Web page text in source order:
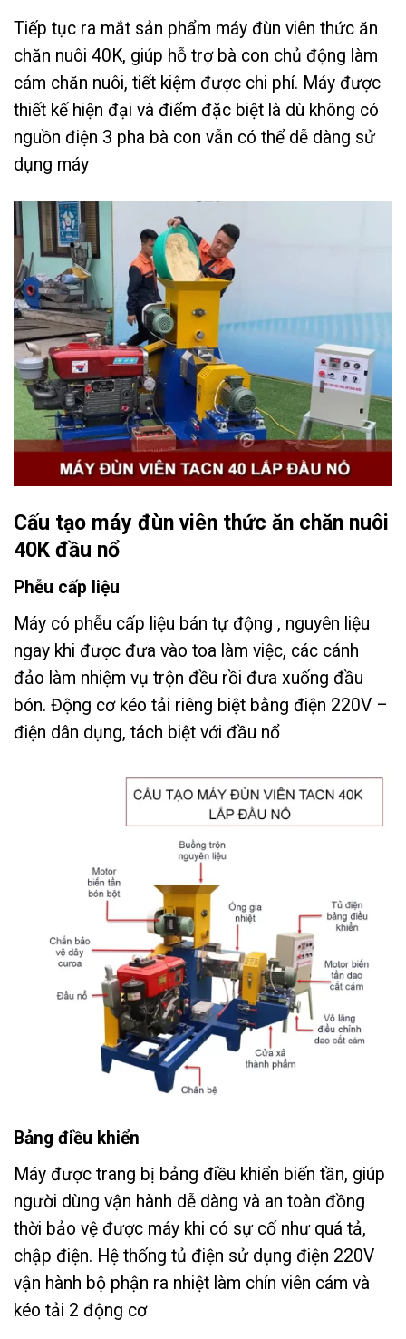
Tiếp tục ra mắt sản phẩm máy đùn viên thức ăn
chăn nuôi 40K, giúp hỗ trợ bà con chủ động làm
cám chăn nuôi, tiết kiệm được chi phí. Máy được
thiết kế hiện đại và điểm đặc biệt là dù không có
nguồn điện 3 pha bà con vẫn có thể dễ dàng sử
dụng máy
Cấu tạo máy đùn viên thức ăn chăn nuôi
40K đầu nổ
Phễu cấp liệu
Máy có phễu cấp liệu bán tự động , nguyên liệu
ngay khi được đưa vào toa làm việc, các cánh
đảo làm nhiệm vụ trộn đều rồi đưa xuống đầu
bón. Động cơ kéo tải riêng biệt bằng điện 220V –
điện dân dụng, tách biệt với đầu nổ
Bảng điều khiển
Máy được trang bị bảng điều khiển biến tần, giúp
người dùng vận hành dễ dàng và an toàn đồng
thời bảo vệ được máy khi có sự cố như quá tả,
chập điện. Hệ thống tủ điện sử dụng điện 220V
vận hành bộ phận ra nhiệt làm chín viên cám và
kéo tải 2 động cơ